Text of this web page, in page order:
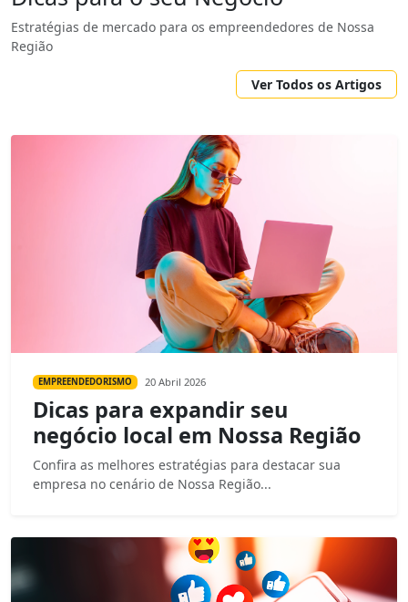
Estratégias de mercado para os empreendedores de Nossa
Região
Ver Todos os Artigos
EMPREENDEDORISMO 20 Abril 2026
Dicas para expandir seu
negócio local em Nossa Região
Confira as melhores estratégias para destacar sua
empresa no cenário de Nossa Região...